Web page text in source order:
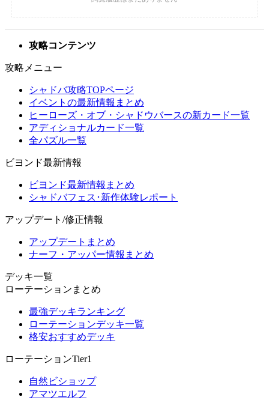
攻略コンテンツ
攻略メニュー
シャドバ攻略TOPページ
イベントの最新情報まとめ
ヒーローズ・オブ・シャドウバースの新カード一覧
アディショナルカード一覧
全パズル一覧
ビヨンド最新情報
ビヨンド最新情報まとめ
シャドバフェス･新作体験レポート
アップデート/修正情報
アップデートまとめ
ナーフ・アッパー情報まとめ
デッキ一覧
ローテーションまとめ
最強デッキランキング
ローテーションデッキ一覧
格安おすすめデッキ
ローテーションTier1
自然ビショップ
アマツエルフ